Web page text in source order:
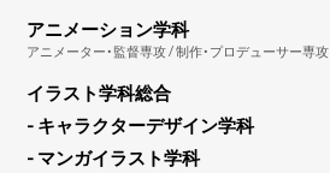
アニメーション学科
アニメーター・監督専攻 / 制作・プロデューサー専攻
イラスト学科総合
- キャラクターデザイン学科
- マンガイラスト学科